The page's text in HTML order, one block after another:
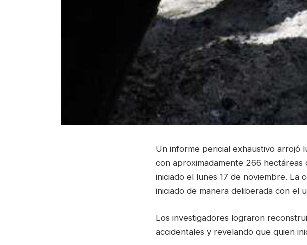
Un informe pericial exhaustivo arrojó
con aproximadamente 266 hectáreas
iniciado el lunes 17 de noviembre. La
iniciado de manera deliberada con el
Los investigadores lograron
accidentales y revelando que quien